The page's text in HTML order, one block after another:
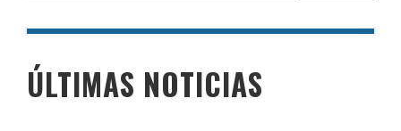
ÚLTIMAS NOTICIAS